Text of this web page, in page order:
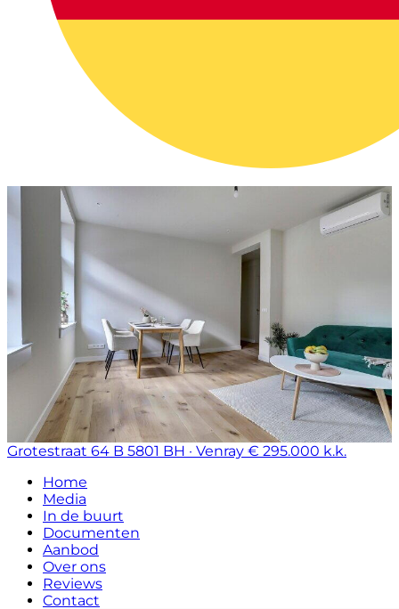
Grotestraat 64 B 5801 BH · Venray € 295.000 k.k.
Home
Media
In de buurt
Documenten
Aanbod
Over ons
Reviews
Contact